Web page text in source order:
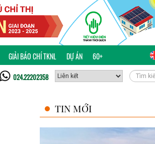
GIẢI BÁO CHÍ TKNL DỰ ÁN 60+
024.22202358
TIN MỚI